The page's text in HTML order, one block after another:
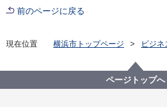
前のページに戻る
現在位置 横浜市トップページ
ビジネ
放課後児童健全育成事業について
神奈川県主催放課後児童支援員
ページトップへ